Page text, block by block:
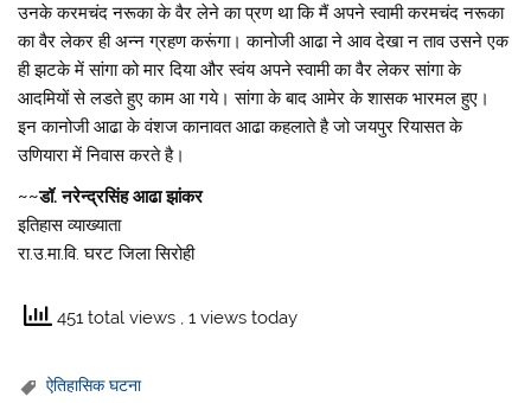
उनके करमचंद नरूका के वैर लेने का प्रण था कि मैं अपने स्वामी करमचंद नरूका
का वैर लेकर ही अन्न ग्रहण करूंगा। कानोजी आढा ने आव देखा न ताव उसने एक
ही झटके में सांगा को मार दिया और स्वंय अपने स्वामी का वैर लेकर सांगा के
आदमियों से लडते हुए काम आ गये। सांगा के बाद आमेर के शासक भारमल हुए।
इन कानोजी आढा के वंशज कानावत आढा कहलाते है जो जयपुर रियासत के
उणियारा में निवास करते है।
~~डॉ. नरेन्द्रसिंह आढा झांकर
इतिहास व्याख्याता
रा.उ.मा.वि. घरट जिला सिरोही
451 total views , 1 views today
ऐतिहासिक घटना